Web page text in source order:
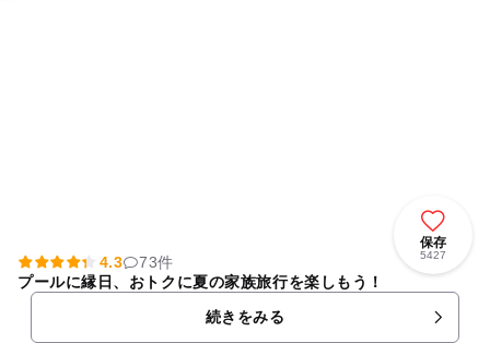
保存
5427
4.3
73件
プールに縁日、おトクに夏の家族旅行を楽しもう！
続きをみる